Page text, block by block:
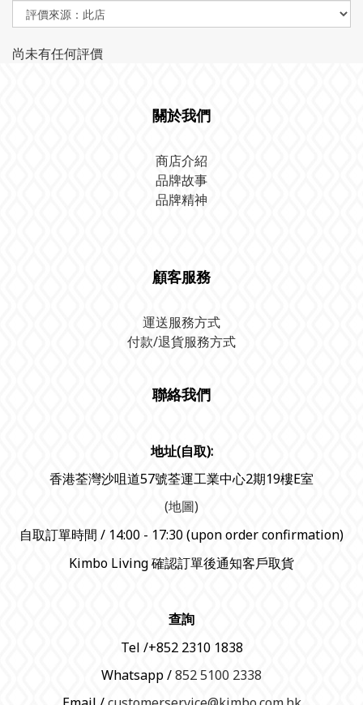
尚未有任何評價
關於我們
商店介紹
品牌故事
品牌精神
顧客服務
運送服務方式
付款/退貨服務方式
聯絡我們
地址(自取):
香港荃灣沙咀道57號荃運工業中心2期19樓E室
(地圖)
自取訂單時間 / 14:00 - 17:30 (upon order confirmation)
Kimbo Living 確認訂單後通知客戶取貨
查詢
Tel /+852 2310 1838
Whatsapp /852 5100 2338